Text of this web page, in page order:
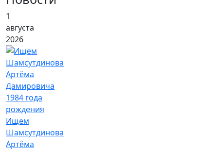
1
августа
2026
Ищем
Шамсутдинова
Артёма